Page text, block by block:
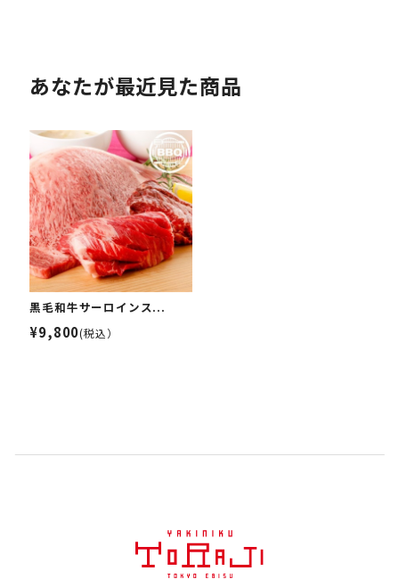
あなたが最近見た商品
黒毛和牛サーロインス...
¥9,800(税込）